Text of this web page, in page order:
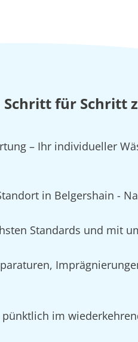
für Schritt
– Ihr individueller
in Belgershain -
Standards und mit
im